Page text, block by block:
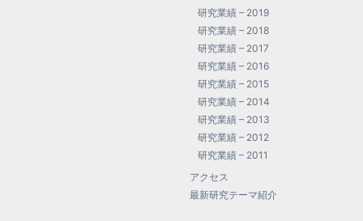
研究業績 – 2019
研究業績 – 2018
研究業績 – 2017
研究業績 – 2016
研究業績 – 2015
研究業績 – 2014
研究業績 – 2013
研究業績 – 2012
研究業績 – 2011
アクセス
最新研究テーマ紹介